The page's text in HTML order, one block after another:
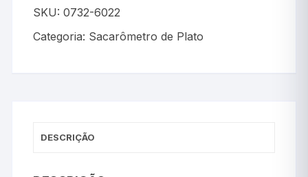
SKU:0732-6022
Categoria: Sacarômetro de Plato
DESCRIÇÃO